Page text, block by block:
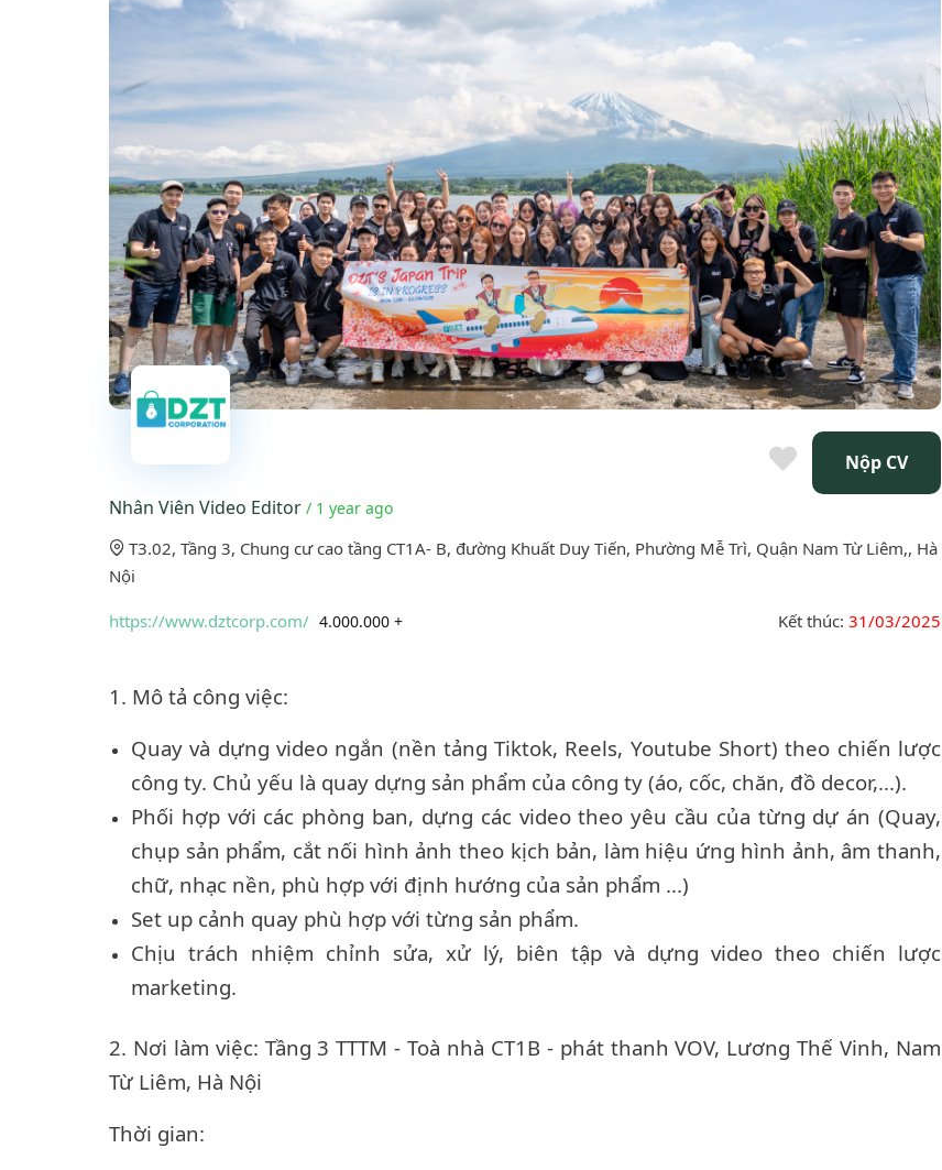
Nhân Viên Video Editor / 1 year ago
T3.02, Tầng 3, Chung cư cao tầng CT1A- B, đường Khuất Duy Tiến, Phường Mễ Trì, Quận Nam Từ Liêm,, Hà
Nội
https://www.dztcorp.com/ 4.000.000 + Kết thúc: 31/03/2025
Nộp CV
1. Mô tả công việc:
Quay và dựng video ngắn (nền tảng Tiktok, Reels, Youtube Short) theo chiến lược
công ty. Chủ yếu là quay dựng sản phẩm của công ty (áo, cốc, chăn, đồ decor,...).
Phối hợp với các phòng ban, dựng các video theo yêu cầu của từng dự án (Quay,
chụp sản phẩm, cắt nối hình ảnh theo kịch bản, làm hiệu ứng hình ảnh, âm thanh,
chữ, nhạc nền, phù hợp với định hướng của sản phẩm ...)
Set up cảnh quay phù hợp với từng sản phẩm.
Chịu trách nhiệm chỉnh sửa, xử lý, biên tập và dựng video theo chiến lược
marketing.
2. Nơi làm việc: Tầng 3 TTTM - Toà nhà CT1B - phát thanh VOV, Lương Thế Vinh, Nam
Từ Liêm, Hà Nội
Thời gian: